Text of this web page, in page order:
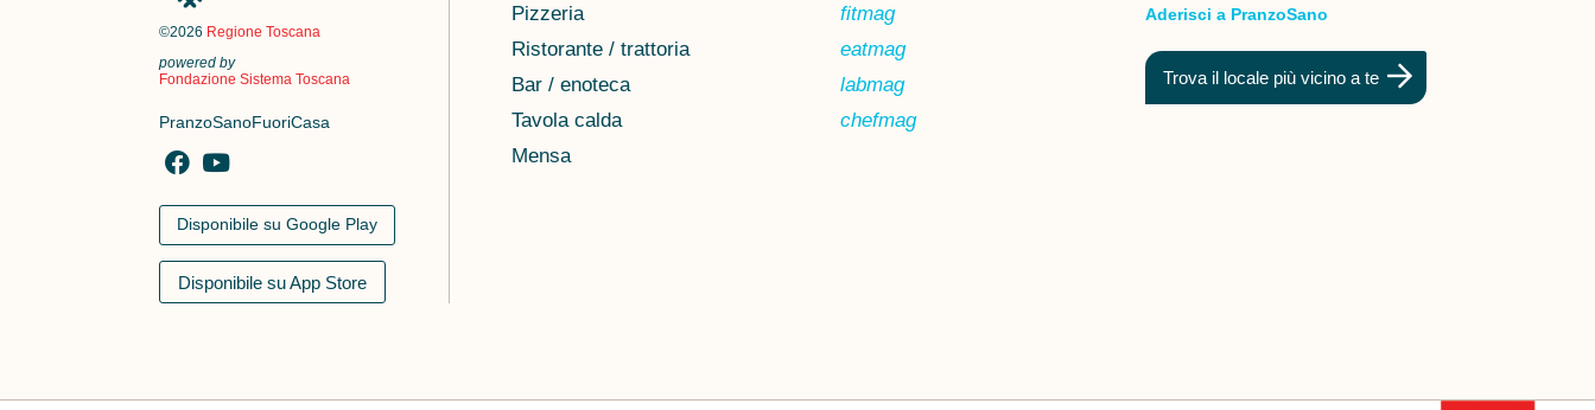
©2026 Regione Toscana
powered by
Fondazione Sistema Toscana
PranzoSanoFuoriCasa
Disponibile su Google Play
Disponibile su App Store
Pizzeria
Ristorante / trattoria
Bar / enoteca
Tavola calda
Mensa
fitmag
eatmag
labmag
chefmag
Aderisci a PranzoSano
Trova il locale più vicino a te